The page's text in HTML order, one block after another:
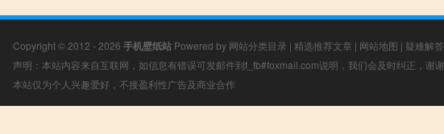
Copyright © 2012 - 2026 手机壁纸站 Powered by 网站分类目录 | 精选推荐文章 | 网站地图 | 疑难解答
声明：本站内容来自互联网，如信息有错误可发邮件到f_fb#foxmail.com说明，我们会及时纠正，谢谢
本站仅为个人兴趣爱好，不接盈利性广告及商业合作